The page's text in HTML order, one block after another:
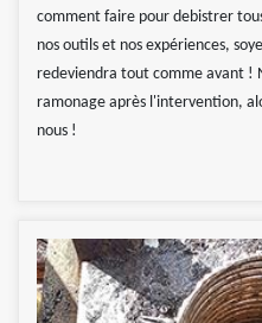
comment faire pour debistrer
nos outils et nos expériences,
redeviendra tout comme avant !
ramonage après l'intervention,
nous !